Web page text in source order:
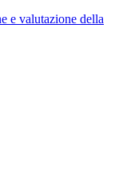
e valutazione della